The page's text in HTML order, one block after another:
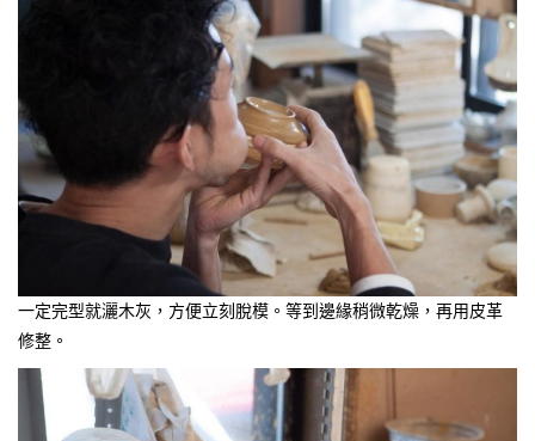
一定完型就灑木灰，方便立刻脫模。等到邊緣稍微乾燥，再用皮革
修整。